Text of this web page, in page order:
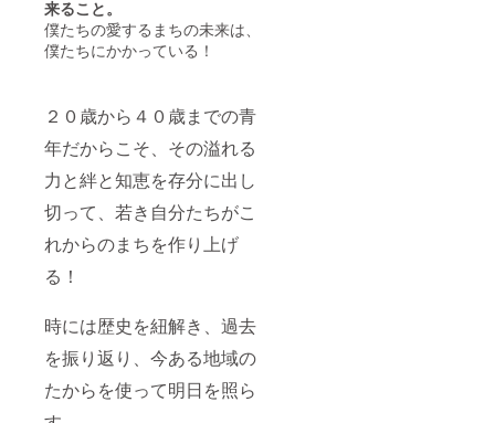
来ること。
僕たちの愛するまちの未来は、
僕たちにかかっている！
２０歳から４０歳までの青
年だからこそ、その溢れる
力と絆と知恵を存分に出し
切って、若き自分たちがこ
れからのまちを作り上げ
る！
時には歴史を紐解き、過去
を振り返り、今ある地域の
たからを使って明日を照ら